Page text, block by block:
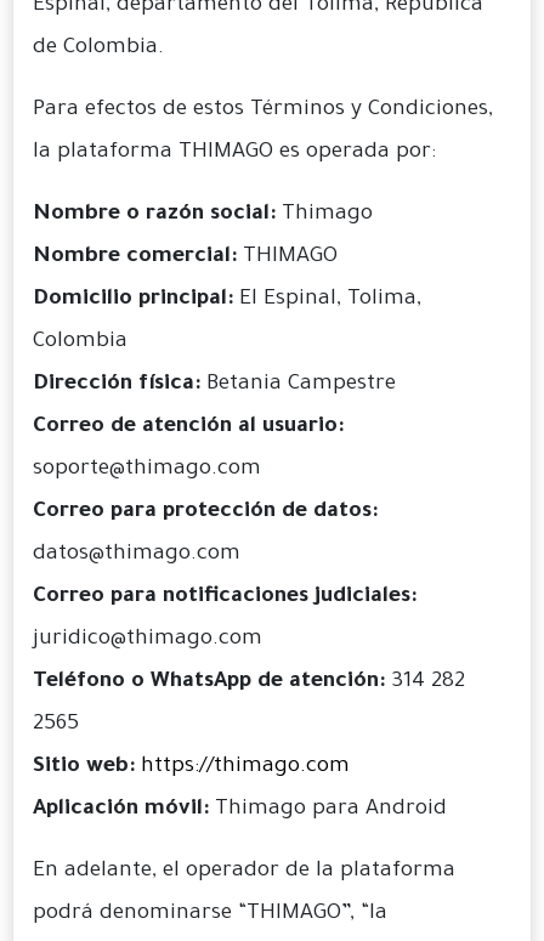
Espinal, departamento del Tolima, República
de Colombia.
Para efectos de estos Términos y Condiciones,
la plataforma THIMAGO es operada por:
Nombre o razón social: Thimago
Nombre comercial: THIMAGO
Domicilio principal: El Espinal, Tolima,
Colombia
Dirección física: Betania Campestre
Correo de atención al usuario:
soporte@thimago.com
Correo para protección de datos:
datos@thimago.com
Correo para notificaciones judiciales:
juridico@thimago.com
Teléfono o WhatsApp de atención: 314 282
2565
Sitio web: https://thimago.com
Aplicación móvil: Thimago para Android
En adelante, el operador de la plataforma
podrá denominarse “THIMAGO”, “la